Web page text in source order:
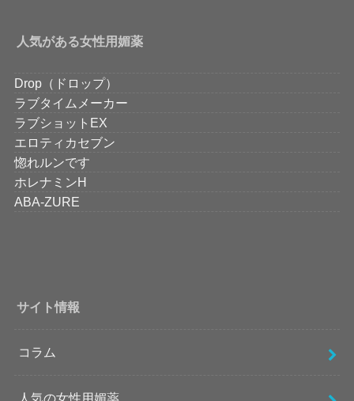
人気がある女性用媚薬
Drop（ドロップ）
ラブタイムメーカー
ラブショットEX
エロティカセブン
惚れルンです
ホレナミンH
ABA-ZURE
サイト情報
コラム
人気の女性用媚薬